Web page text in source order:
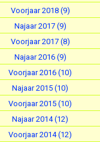
Voorjaar 2018 (9)
Najaar 2017 (9)
Voorjaar 2017 (8)
Najaar 2016 (9)
Voorjaar 2016 (10)
Najaar 2015 (10)
Voorjaar 2015 (10)
Najaar 2014 (12)
Voorjaar 2014 (12)